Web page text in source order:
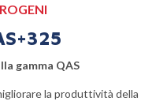
gamma QAS
la produttività della